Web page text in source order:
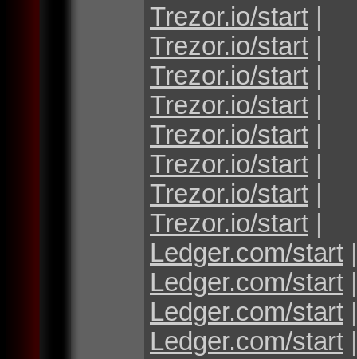
Trezor.io/start |
Trezor.io/start |
Trezor.io/start |
Trezor.io/start |
Trezor.io/start |
Trezor.io/start |
Trezor.io/start |
Trezor.io/start |
Ledger.com/start |
Ledger.com/start |
Ledger.com/start |
Ledger.com/start |